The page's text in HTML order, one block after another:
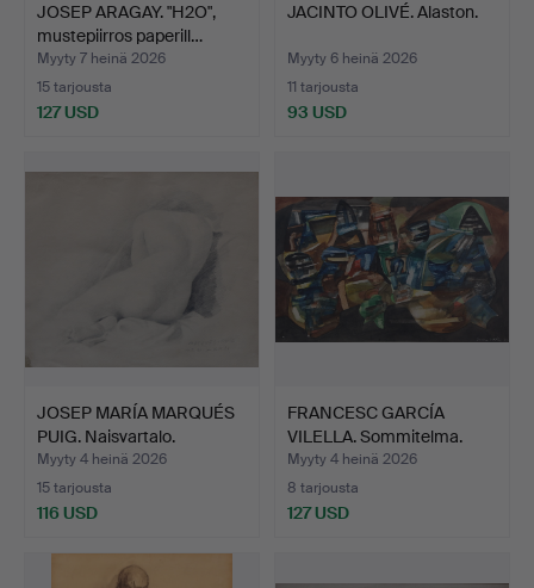
JOSEP ARAGAY. "H2O",
mustepiirros paperill…
Myyty 7 heinä 2026
15 tarjousta
127 USD
JACINTO OLIVÉ. Alaston.
Myyty 6 heinä 2026
11 tarjousta
93 USD
JOSEP MARÍA MARQUÉS
PUIG. Naisvartalo.
Myyty 4 heinä 2026
15 tarjousta
116 USD
FRANCESC GARCÍA
VILELLA. Sommitelma.
Myyty 4 heinä 2026
8 tarjousta
127 USD